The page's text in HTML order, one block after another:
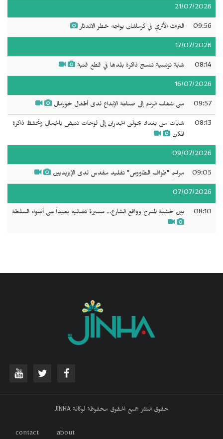
21/07/2026
09:56 التراث الأثري في كرماشان يواجه خطر الاندثار
17/07/2026
08:14 شابة تونسية تنسج ذاكرة بلدها في قطع فنية
16/07/2026
09:57 من شغف الرسم إلى صناعة الإبداع لدى أطفال خورمال
08:13
شابات من بغداد يحولن الجدران إلى لوحات تنبض بالجمال وتحفظ ذاكرة
المكان
09/07/2026
09:05 مراسم "طواف الطاووس" تقليد مقدس لدى الإيزيديين
07/07/2026
08:10 بين خشبة المسرح وواقع الشارع... مسيرة نضالية بعيداً عن أضواء السلطة
حقوق النشر جميع الحقوق محفوظة لوكالة JINHA
about
contact